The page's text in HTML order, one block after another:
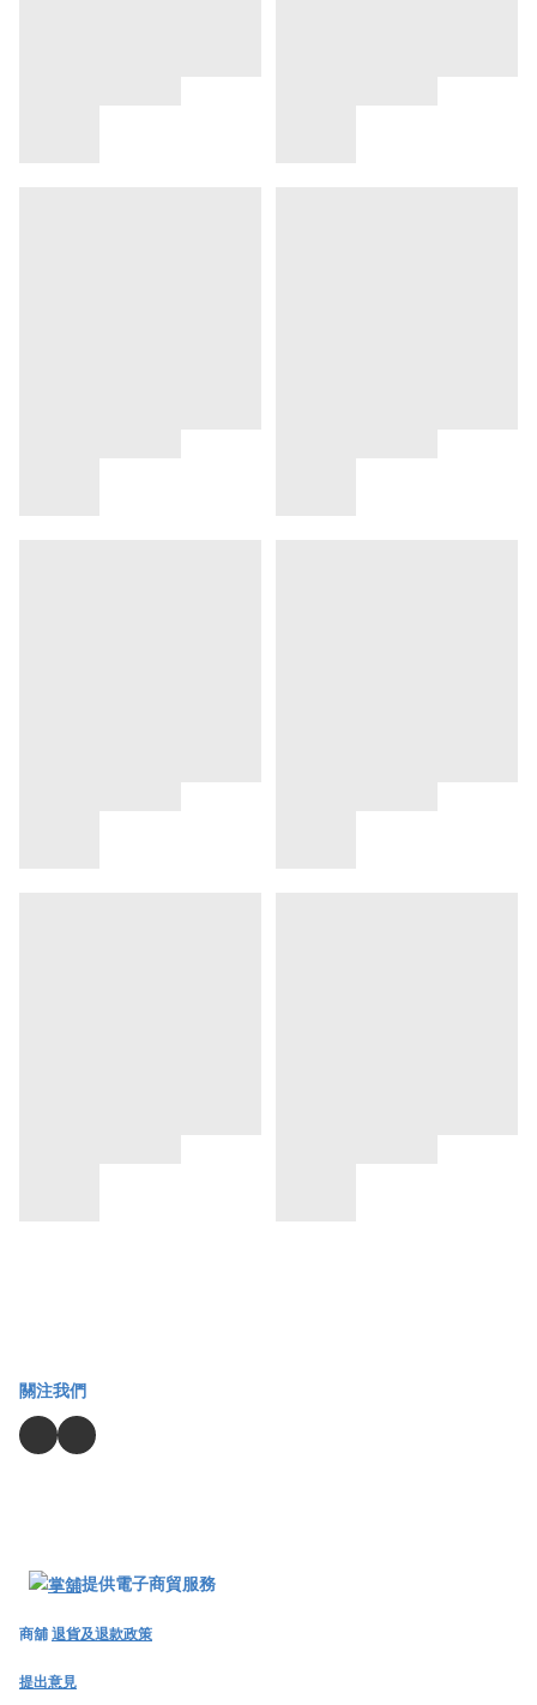
關注我們
提供電子商貿服務
商舖退貨及退款政策
提出意見